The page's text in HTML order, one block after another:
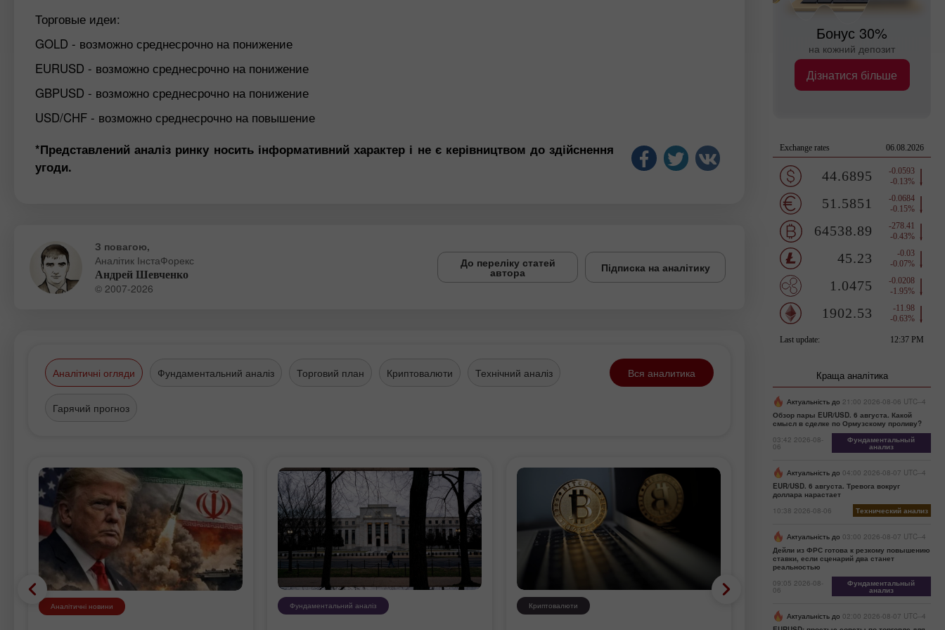
Торговые идеи:
GOLD - возможно среднесрочно на понижение
EURUSD - возможно среднесрочно на понижение
GBPUSD - возможно среднесрочно на понижение
USD/CHF - возможно среднесрочно на повышение
*Представлений аналіз ринку носить інформативний характер і не є керівництвом до здійснення
угоди.
З повагою,
Аналітик ІнстаФорекс
Андрей Шевченко
© 2007-2026
До переліку статей
автора Підписка на аналітику
Аналітичні огляди Фундаментальний аналіз Торговий план Криптовалюти Технічний аналіз
Гарячий прогноз
Вся аналитика
Аналітичні новини Фундаментальний аналіз Криптовалюти
Бонус 30%
на кожний депозит
Дізнатися більше
Краща аналітика
Актуальність до 21:00 2026-08-06 UTC--4
Обзор пары EUR/USD. 6 августа. Какой
смысл в сделке по Ормузскому проливу?
03:42 2026-08-
06
Фундаментальный
анализ
Актуальність до 04:00 2026-08-07 UTC--4
EUR/USD. 6 августа. Тревога вокруг
доллара нарастает
10:38 2026-08-06
Технический анализ
Актуальність до 03:00 2026-08-07 UTC--4
Дейли из ФРС готова к резкому повышению
ставки, если сценарий два станет
реальностью
09:05 2026-08-
06
Фундаментальный
анализ
Актуальність до 02:00 2026-08-07 UTC--4